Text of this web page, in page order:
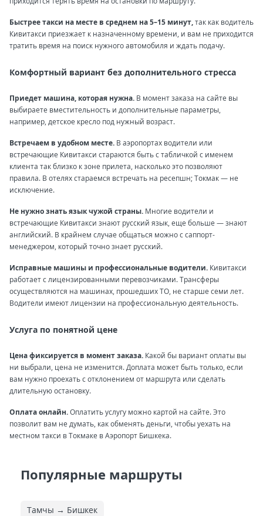
Быстрее такси на месте в среднем на 5–15 минут,так как водитель
Кивитакси приезжает к назначенному времени, и вам не приходится
тратить время на поиск нужного автомобиля и ждать подачу.
Комфортный вариант без дополнительного стресса
Приедет машина, которая нужна. В момент заказа на сайте вы
выбираете вместительность и дополнительные параметры,
например, детское кресло под нужный возраст.
Встречаем в удобном месте. В аэропортах водители или
встречающие Кивитакси стараются быть с табличкой с именем
клиента так близко к зоне прилета, насколько это позволяют
правила. В отелях стараемся встречать на ресепшн; Токмак — не
исключение.
Не нужно знать язык чужой страны. Многие водители и
встречающие Кивитакси знают русский язык, еще больше — знают
английский. В крайнем случае общаться можно с саппорт-
менеджером, который точно знает русский.
Исправные машины и профессиональные водители. Кивитакси
работает с лицензированными перевозчиками. Трансферы
осуществляются на машинах, прошедших ТО, не старше семи лет.
Водители имеют лицензии на профессиональную деятельность.
Услуга по понятной цене
Цена фиксируется в момент заказа. Какой бы вариант оплаты вы
ни выбрали, цена не изменится. Доплата может быть только, если
вам нужно проехать с отклонением от маршрута или сделать
длительную остановку.
Оплата онлайн.Оплатить услугу можно картой на сайте. Это
позволит вам не думать, как обменять деньги, чтобы уехать на
местном такси в Токмаке в Аэропорт Бишкека.
Популярные маршруты
Тамчы → Бишкек